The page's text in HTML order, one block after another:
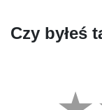
Czy byłeś